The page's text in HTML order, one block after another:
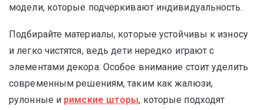
модели, которые подчеркивают индивидуальность.
Подбирайте материалы, которые устойчивы к износу
и легко чистятся, ведь дети нередко играют с
элементами декора. Особое внимание стоит уделить
современным решениям, таким как жалюзи,
рулонные и римские шторы, которые подходят